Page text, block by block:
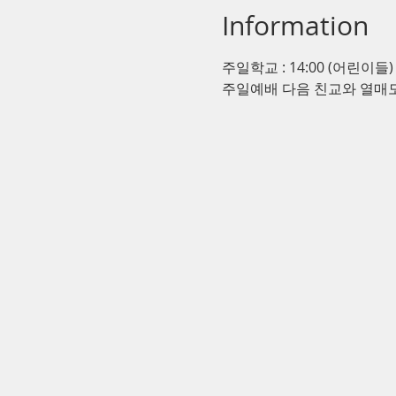
Information
주일학교 : 14:00 (어린이들)
주일예배 다음 친교와 열매